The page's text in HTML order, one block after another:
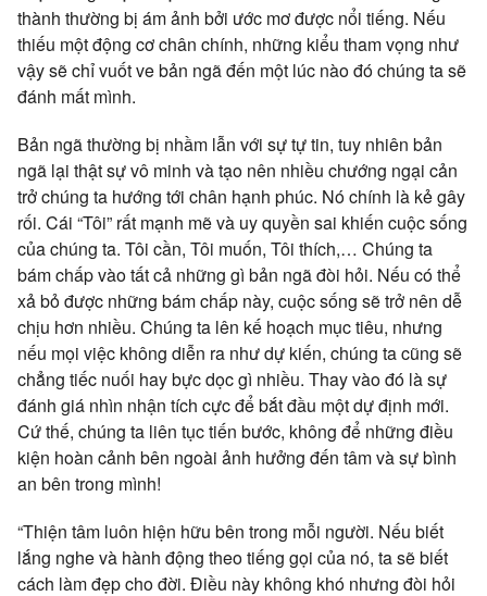
thành thường bị ám ảnh bởi ước mơ được nổi tiếng. Nếu
thiếu một động cơ chân chính, những kiểu tham vọng như
vậy sẽ chỉ vuốt ve bản ngã đến một lúc nào đó chúng ta sẽ
đánh mất mình.
Bản ngã thường bị nhầm lẫn với sự tự tin, tuy nhiên bản
ngã lại thật sự vô minh và tạo nên nhiều chướng ngại cản
trở chúng ta hướng tới chân hạnh phúc. Nó chính là kẻ gây
rối. Cái “Tôi” rất mạnh mẽ và uy quyền sai khiến cuộc sống
của chúng ta. Tôi cần, Tôi muốn, Tôi thích,… Chúng ta
bám chấp vào tất cả những gì bản ngã đòi hỏi. Nếu có thể
xả bỏ được những bám chấp này, cuộc sống sẽ trở nên dễ
chịu hơn nhiều. Chúng ta lên kế hoạch mục tiêu, nhưng
nếu mọi việc không diễn ra như dự kiến, chúng ta cũng sẽ
chẳng tiếc nuối hay bực dọc gì nhiều. Thay vào đó là sự
đánh giá nhìn nhận tích cực để bắt đầu một dự định mới.
Cứ thế, chúng ta liên tục tiến bước, không để những điều
kiện hoàn cảnh bên ngoài ảnh hưởng đến tâm và sự bình
an bên trong mình!
“Thiện tâm luôn hiện hữu bên trong mỗi người. Nếu biết
lắng nghe và hành động theo tiếng gọi của nó, ta sẽ biết
cách làm đẹp cho đời. Điều này không khó nhưng đòi hỏi